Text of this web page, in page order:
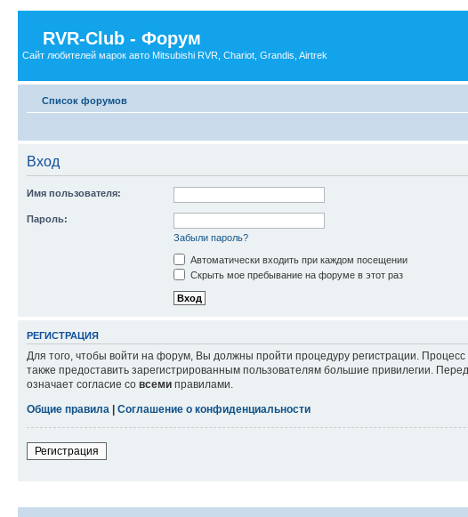
RVR-Club - Форум
Сайт любителей марок авто Mitsubishi RVR, Chariot, Grandis, Airtrek
Список форумов
Вход
Имя пользователя:
Пароль:
Забыли пароль?
Автоматически входить при каждом посещении
Скрыть мое пребывание на форуме в этот раз
РЕГИСТРАЦИЯ
Для того, чтобы войти на форум, Вы должны пройти процедуру регистрации.
также предоставить зарегистрированным пользователям большие привилегии.
означает согласие со всеми правилами.
Общие правила
Соглашение о конфиденциальности
Регистрация